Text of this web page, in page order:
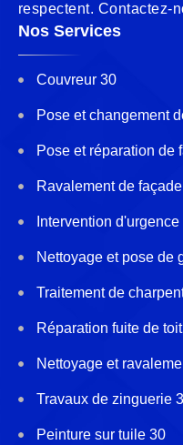
respectent. Contactez-
Nos Services
Couvreur 30
Pose et changement
Pose et réparation de
Ravalement de
Intervention
Nettoyage et pose de
Traitement de
Réparation fuite de
Nettoyage et
Travaux de zinguerie
Peinture sur tuile 30